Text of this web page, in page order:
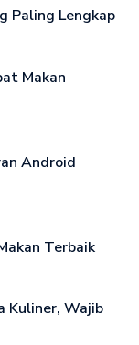
Paling Lengkap
Makan
Android
Terbaik
Kuliner, Wajib